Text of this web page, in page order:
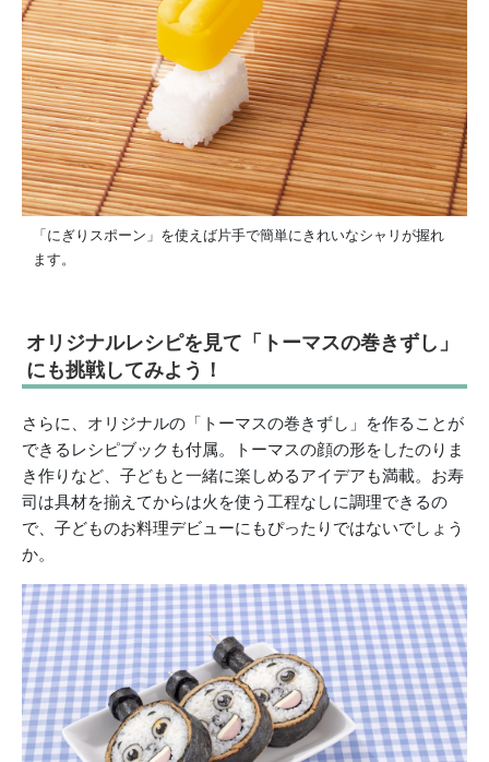
「にぎりスポーン」を使えば片手で簡単にきれいなシャリが握れ
ます。
オリジナルレシピを見て「トーマスの巻きずし」
にも挑戦してみよう！
さらに、オリジナルの「トーマスの巻きずし」を作ることが
できるレシピブックも付属。トーマスの顔の形をしたのりま
き作りなど、子どもと一緒に楽しめるアイデアも満載。お寿
司は具材を揃えてからは火を使う工程なしに調理できるの
で、子どものお料理デビューにもぴったりではないでしょう
か。